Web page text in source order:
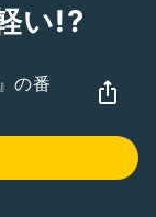
い!?
の番